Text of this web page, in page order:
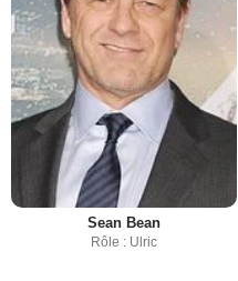
Sean Bean
Rôle : Ulric